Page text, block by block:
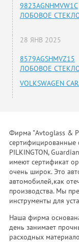
9823AGNHMVW1C
ЛОБОВОЕ
28 ЯНВ 2025
8579AGSHMVZ15
ЛОБОВОЕ
VOLKSWAGEN
Фирма "Avtoglass &
сертифицированные
PILKINGTON,
имеют сертификат
очень широк. Это
автомобилей,как
производства. Мы
инструменты для
Наша фирма
день занимает
расходных